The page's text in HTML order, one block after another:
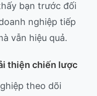
bạn trước đối
nghiệp tiếp
vẫn hiệu quả.
thiện chiến lược
theo dõi